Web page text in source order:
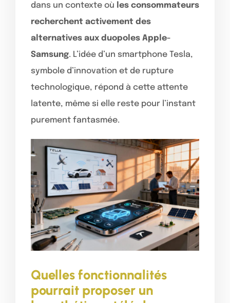
dans un contexte où les consommateurs
recherchent activement des
alternatives aux duopoles Apple-
Samsung. L’idée d’un smartphone Tesla,
symbole d’innovation et de rupture
technologique, répond à cette attente
latente, même si elle reste pour l’instant
purement fantasmée.
Quelles fonctionnalités
pourrait proposer un